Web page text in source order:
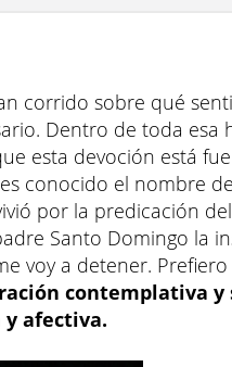
corrido sobre qué
Dentro de toda esa
esta devoción está
conocido el nombre
por la predicación
Santo Domingo la
voy a detener.
contemplativa y
afectiva.